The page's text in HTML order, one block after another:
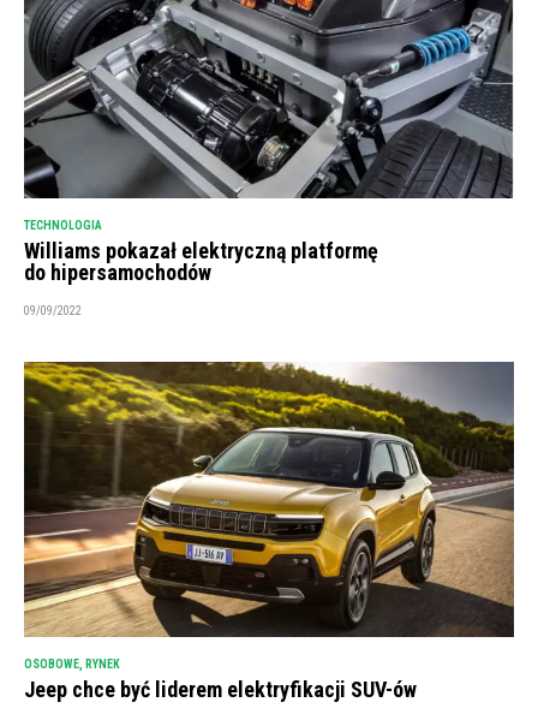
TECHNOLOGIA
Williams pokazał elektryczną platformę
do hipersamochodów
09/09/2022
OSOBOWE, RYNEK
Jeep chce być liderem elektryfikacji SUV-ów